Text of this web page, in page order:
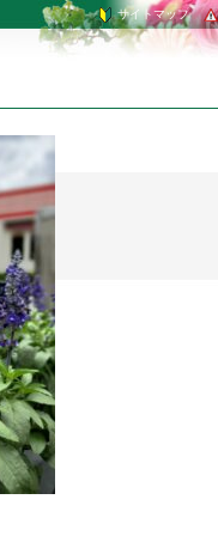
サイトマップ